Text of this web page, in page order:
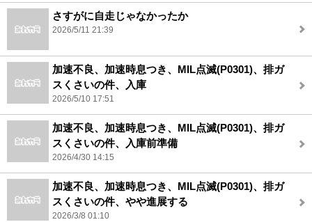
さすがに自走じゃなかったか
2026/5/11 21:39
加速不良、加速時息つき、MIL点滅(P0301)、排ガ
スくさいの件、入庫
2026/5/10 17:51
加速不良、加速時息つき、MIL点滅(P0301)、排ガ
スくさいの件、入庫前準備
2026/4/30 14:15
加速不良、加速時息つき、MIL点滅(P0301)、排ガ
スくさいの件、やや進展する
2026/3/8 01:10